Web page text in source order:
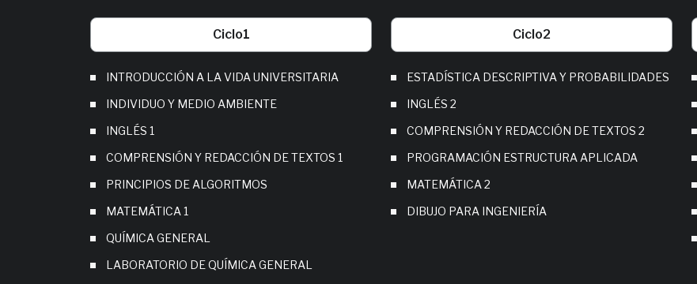
Ciclo1
INTRODUCCIÓN A LA VIDA UNIVERSITARIA
INDIVIDUO Y MEDIO AMBIENTE
INGLÉS 1
COMPRENSIÓN Y REDACCIÓN DE TEXTOS 1
PRINCIPIOS DE ALGORITMOS
MATEMÁTICA 1
QUÍMICA GENERAL
LABORATORIO DE QUÍMICA GENERAL
Ciclo2
ESTADÍSTICA DESCRIPTIVA Y PROBABILIDADES
INGLÉS 2
COMPRENSIÓN Y REDACCIÓN DE TEXTOS 2
PROGRAMACIÓN ESTRUCTURA APLICADA
MATEMÁTICA 2
DIBUJO PARA INGENIERÍA